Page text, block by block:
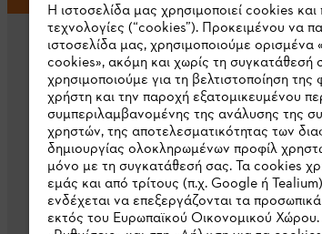
Εταιρεία
Σχετικά με εμάς
Λήψη καταλόγου
Η ιστοσελίδα μας χρησιμοποιεί cookies
τεχνολογίες (“cookies”). Προκειμένου να
ιστοσελίδα μας, χρησιμοποιούμε ορισμένα
cookies», ακόμη και χωρίς τη
χρησιμοποιούμε για τη βελτιστοποίηση της
χρήστη και την παροχή εξατομικευμένου
συμπεριλαμβανομένης της ανάλυσης της
χρηστών, της αποτελεσματικότητας των
δημιουργίας ολοκληρωμένων προφίλ
μόνο με τη συγκατάθεσή σας. Τα cookies
εμάς και από τρίτους (π.χ. Google ή
ενδέχεται να επεξεργάζονται τα
εκτός του Ευρωπαϊκού Οικονομικού Χώρου.